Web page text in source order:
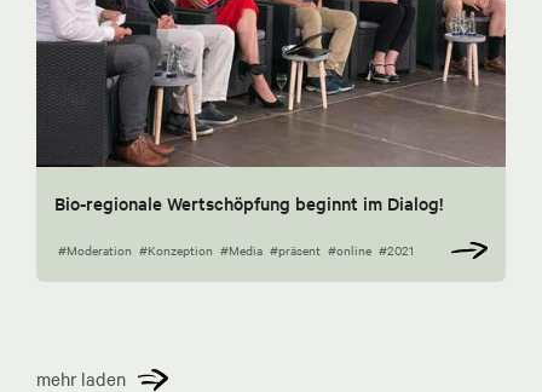
Bio-regionale Wertschöpfung beginnt im Dialog!
#Moderation #Konzeption #Media #präsent #online #2021
mehr laden